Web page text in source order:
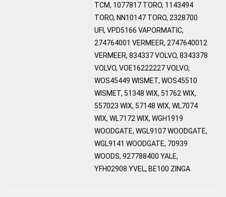
TCM, 1077817 TORO, 1143494
TORO, NN10147 TORO, 2328700
UFI, VPD5166 VAPORMATIC,
274764001 VERMEER, 2747640012
VERMEER, 834337 VOLVO, 8343378
VOLVO, VOE16222227 VOLVO,
WOS45449 WISMET, WOS45510
WISMET, 51348 WIX, 51762 WIX,
557023 WIX, 57148 WIX, WL7074
WIX, WL7172 WIX, WGH1919
WOODGATE, WGL9107 WOODGATE,
WGL9141 WOODGATE, 70939
WOODS, 927788400 YALE,
YFH02908 YVEL, BE100 ZINGA